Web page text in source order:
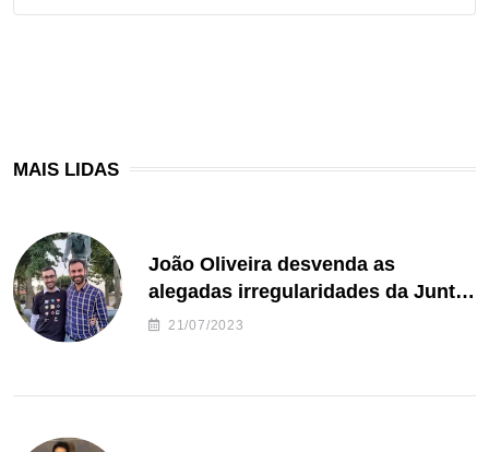
MAIS LIDAS
João Oliveira desvenda as
alegadas irregularidades da Junta
de Freguesia S. João de Ver
21/07/2023